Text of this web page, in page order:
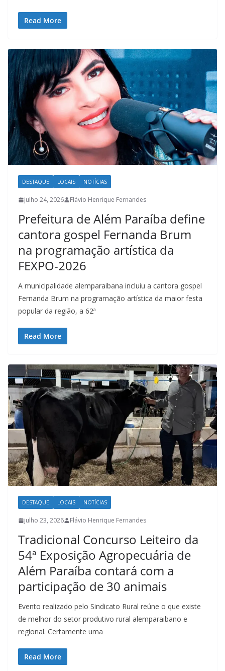
Read More
DESTAQUE LOCAIS NOTÍCIAS
julho 24, 2026 Flávio Henrique Fernandes
Prefeitura de Além Paraíba define
cantora gospel Fernanda Brum
na programação artística da
FEXPO-2026
A municipalidade alemparaibana incluiu a cantora gospel
Fernanda Brum na programação artística da maior festa
popular da região, a 62ª
Read More
DESTAQUE LOCAIS NOTÍCIAS
julho 23, 2026 Flávio Henrique Fernandes
Tradicional Concurso Leiteiro da
54ª Exposição Agropecuária de
Além Paraíba contará com a
participação de 30 animais
Evento realizado pelo Sindicato Rural reúne o que existe
de melhor do setor produtivo rural alemparaibano e
regional. Certamente uma
Read More